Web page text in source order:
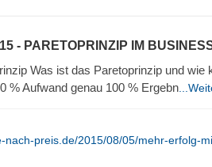
- PARETOPRINZIP IM
Was ist das Paretoprinzip und wie
% Aufwand genau 100 % Ergebn
nach-preis.de/2015/08/05/mehr-erfolg-